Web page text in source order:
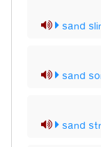
sand
sand
sand